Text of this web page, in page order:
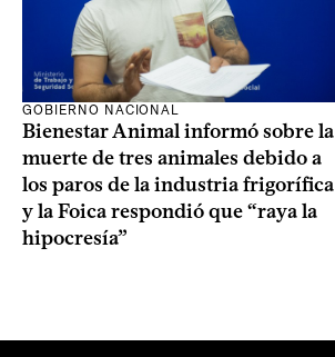
GOBIERNO NACIONAL
Bienestar Animal informó sobre la
muerte de tres animales debido a
los paros de la industria frigorífica
y la Foica respondió que “raya la
hipocresía”